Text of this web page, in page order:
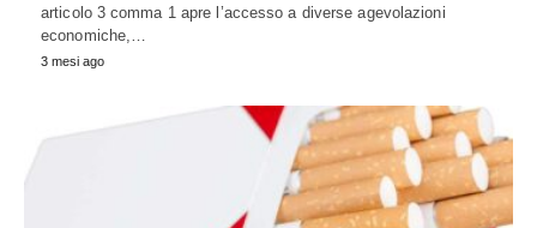
articolo 3 comma 1 apre l’accesso a diverse agevolazioni
economiche,…
3 mesi ago